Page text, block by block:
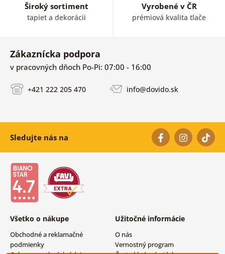
Široký sortiment
tapiet a dekorácii
Vyrobené v ČR
prémiová kvalita tlače
Zákaznícka podpora
v pracovných dňoch Po-Pi: 07:00 - 16:00
+421 222 205 470 info@dovido.sk
Sledujte nás na
Všetko o nákupe
Obchodné a reklamačné
podmienky
Užitočné informácie
O nás
Vernostný program